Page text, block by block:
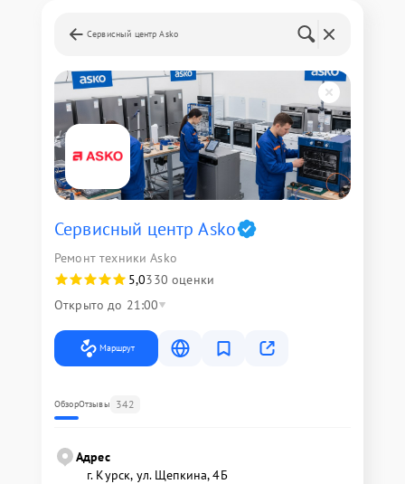
Сервисный центр Asko
Сервисный центр Asko
Ремонт техники Asko
5,0330 оценки
Открыто до 21:00
Маршрут
ОбзорОтзывы 342
Адрес
г. Курск, ул. Щепкина, 4Б